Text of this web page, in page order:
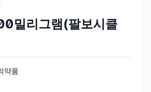
밀리그램(팔보시클
약품